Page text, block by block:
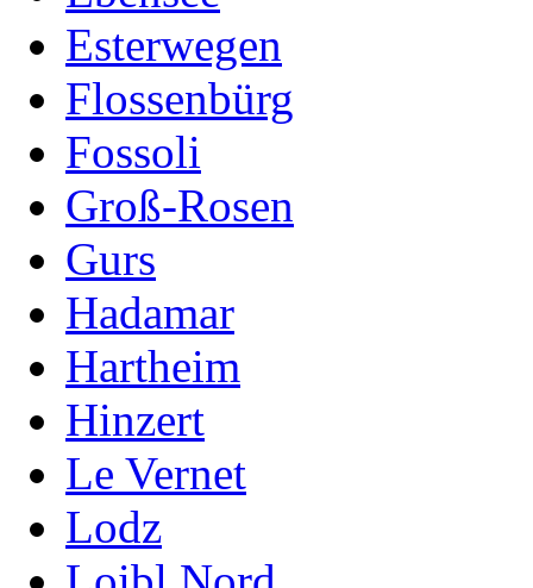
Esterwegen
Flossenbürg
Fossoli
Groß-Rosen
Gurs
Hadamar
Hartheim
Hinzert
Le Vernet
Lodz